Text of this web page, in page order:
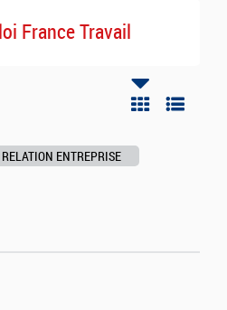
France Travail
ENTREPRISE